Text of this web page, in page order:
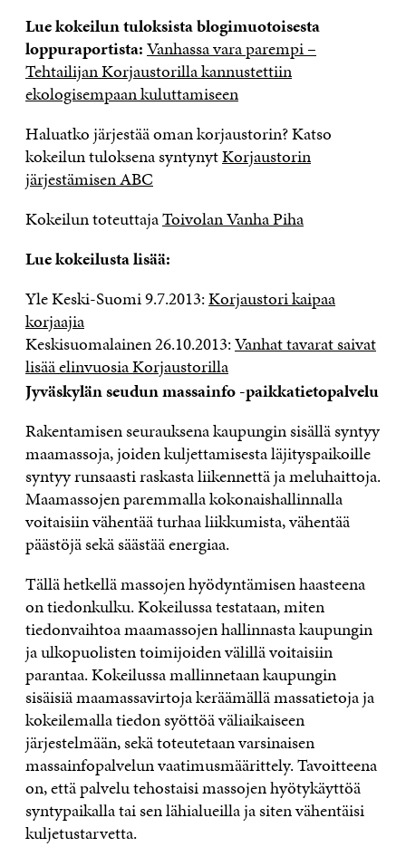
Lue kokeilun tuloksista blogimuotoisesta
loppuraportista:Vanhassa vara parempi –
Tehtailijan Korjaustorilla kannustettiin
ekologisempaan kuluttamiseen
Haluatko järjestää oman korjaustorin? Katso
kokeilun tuloksena syntynytKorjaustorin
järjestämisen ABC
Kokeilun toteuttajaToivolan Vanha Piha
Lue kokeilusta lisää:
Yle Keski-Suomi 9.7.2013:Korjaustori kaipaa
korjaajia
Keskisuomalainen 26.10.2013:Vanhat tavarat saivat
lisää elinvuosia Korjaustorilla
Jyväskylän seudun massainfo -paikkatietopalvelu
Rakentamisen seurauksena kaupungin sisällä syntyy
maamassoja, joiden kuljettamisesta läjityspaikoille
syntyy runsaasti raskasta liikennettä ja meluhaittoja.
Maamassojen paremmalla kokonaishallinnalla
voitaisiin vähentää turhaa liikkumista, vähentää
päästöjä sekä säästää energiaa.
Tällä hetkellä massojen hyödyntämisen haasteena
on tiedonkulku. Kokeilussa testataan, miten
tiedonvaihtoa maamassojen hallinnasta kaupungin
ja ulkopuolisten toimijoiden välillä voitaisiin
parantaa. Kokeilussa mallinnetaan kaupungin
sisäisiä maamassavirtoja keräämällä massatietoja ja
kokeilemalla tiedon syöttöä väliaikaiseen
järjestelmään, sekä toteutetaan varsinaisen
massainfopalvelun vaatimusmäärittely. Tavoitteena
on, että palvelu tehostaisi massojen hyötykäyttöä
syntypaikalla tai sen lähialueilla ja siten vähentäisi
kuljetustarvetta.